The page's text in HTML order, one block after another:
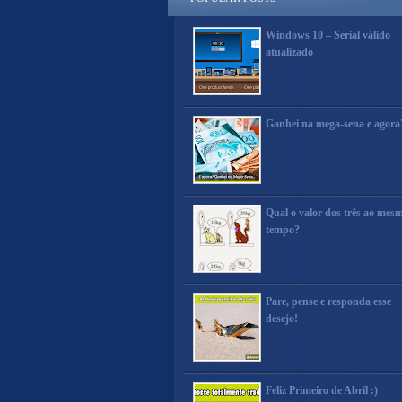
Windows 10 – Serial válido
atualizado
Ganhei na mega-sena e
Qual o valor dos três ao
tempo?
Pare, pense e responda esse
desejo!
Feliz Primeiro de Abril :)